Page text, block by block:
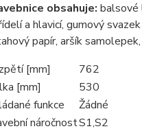
obsahuje: balsové
a hlavicí, gumový
papír, aršík
[mm]
762
[mm]
530
funkce
Žádné
náročnostS1,S2